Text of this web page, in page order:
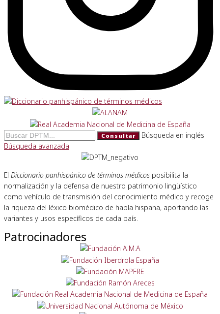
Consultar
Búsqueda en inglés
Búsqueda avanzada
El Diccionario panhispánico de términos médicos posibilita la
normalización y la defensa de nuestro patrimonio lingüístico
como vehículo de transmisión del conocimiento médico y recoge
la riqueza del léxico biomédico de habla hispana, aportando las
variantes y usos específicos de cada país.
Patrocinadores